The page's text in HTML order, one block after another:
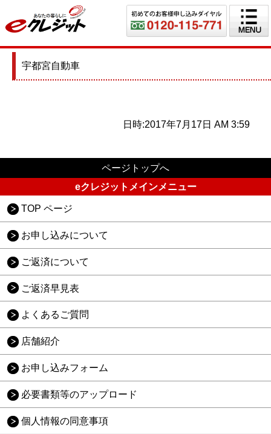
宇都宮自動車
日時:2017年7月17日 AM 3:59
ページトップへ
eクレジットメインメニュー
TOP ページ
お申し込みについて
ご返済について
ご返済早見表
よくあるご質問
店舗紹介
お申し込みフォーム
必要書類等のアップロード
個人情報の同意事項